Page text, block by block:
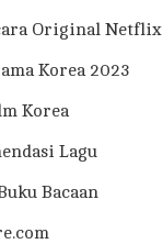
Original Netflix
Korea 2023
Korea
Lagu
Bacaan